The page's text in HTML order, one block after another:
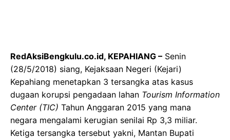
RedAksiBengkulu.co.id, KEPAHIANG – Senin
(28/5/2018) siang, Kejaksaan Negeri (Kejari)
Kepahiang menetapkan 3 tersangka atas kasus
dugaan korupsi pengadaan lahan Tourism Information
Center (TIC) Tahun Anggaran 2015 yang mana
negara mengalami kerugian senilai Rp 3,3 miliar.
Ketiga tersangka tersebut yakni, Mantan Bupati